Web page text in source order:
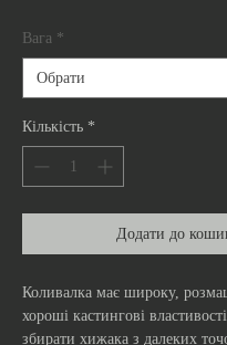
Вага *
Кількість *
Додати до
Коливалка має широку,
хороші кастингові
збирати хижака з далеких